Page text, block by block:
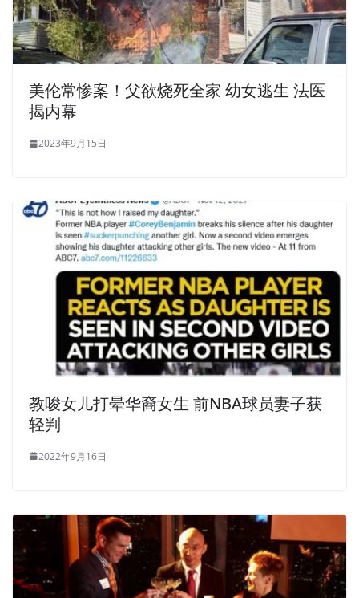
美伦常惨案！父欲烧死全家 幼女逃生 法医
揭内幕
2023年9月15日
教唆女儿打晕华裔女生 前NBA球员妻子获
轻判
2022年9月16日